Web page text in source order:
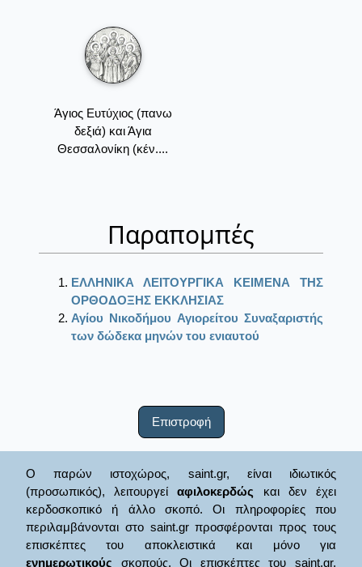
Άγιος Ευτύχιος (πανω
δεξιά) και Άγια
Θεσσαλονίκη (κέν....
Παραπομπές
ΕΛΛΗΝΙΚΑ ΛΕΙΤΟΥΡΓΙΚΑ ΚΕΙΜΕΝΑ ΤΗΣ
ΟΡΘΟΔΟΞΗΣ ΕΚΚΛΗΣΙΑΣ
Αγίου Νικοδήμου Αγιορείτου Συναξαριστής
των δώδεκα μηνών του ενιαυτού
Επιστροφή
Ο παρών ιστοχώρος, saint.gr, είναι ιδιωτικός
(προσωπικός), λειτουργείαφιλοκερδώς και δεν έχει
κερδοσκοπικό ή άλλο σκοπό. Οι πληροφορίες που
περιλαμβάνονται στο saint.gr προσφέρονται προς τους
επισκέπτες του αποκλειστικά και μόνο για
ενημερωτικούς σκοπούς. Οι επισκέπτες του saint.gr,